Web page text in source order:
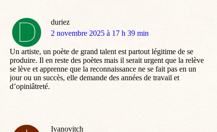
duriez
dit
2 novembre 2025 à 17 h 39 min
Un artiste, un poète de grand talent est partout légitime de se
produire. Il en reste des poètes mais il serait urgent que la relève
se lève et apprenne que la reconnaissance ne se fait pas en un
jour ou un succès, elle demande des années de travail et
d’opiniâtreté.
Ivanovitch